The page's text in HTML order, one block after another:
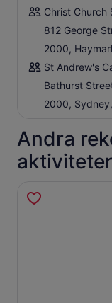
Christ Church
812 George
2000,
St Andrew's
Bathurst
2000,
Andra
aktiviteter